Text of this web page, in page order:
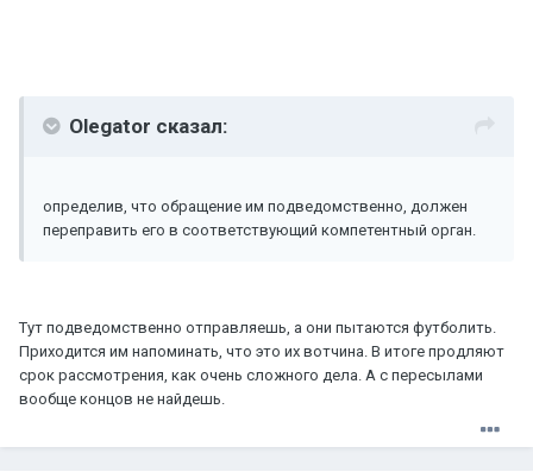
Olegator сказал:
определив, что обращение им подведомственно, должен
переправить его в соответствующий компетентный орган.
Тут подведомственно отправляешь, а они пытаются футболить.
Приходится им напоминать, что это их вотчина. В итоге продляют
срок рассмотрения, как очень сложного дела. А с пересылами
вообще концов не найдешь.